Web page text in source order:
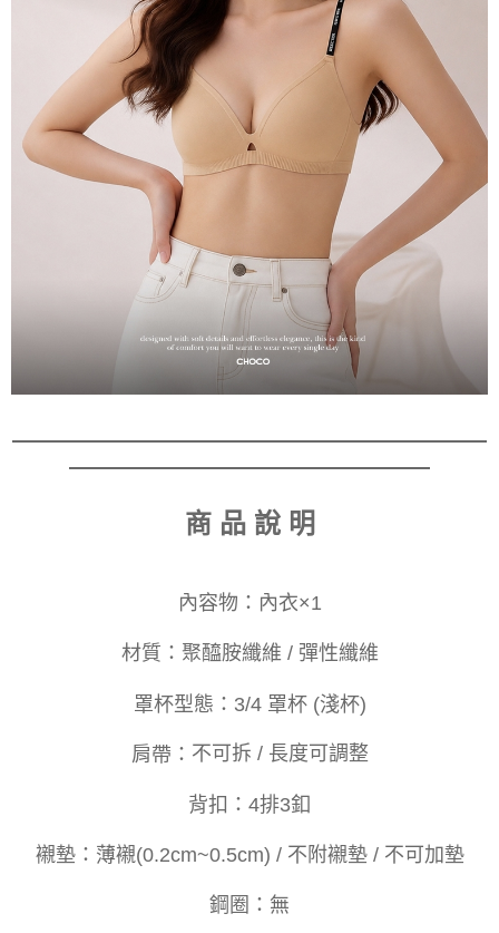
商 品 說 明
內容物： 內衣×1
材質： 聚醯胺纖維 / 彈性纖維
罩杯型態： 3/4 罩杯 (淺杯)
肩帶： 不可拆 / 長度可調整
背扣 ： 4排3釦
襯墊： 薄襯(0.2cm~0.5cm) / 不附襯墊 / 不可加墊
鋼圈： 無